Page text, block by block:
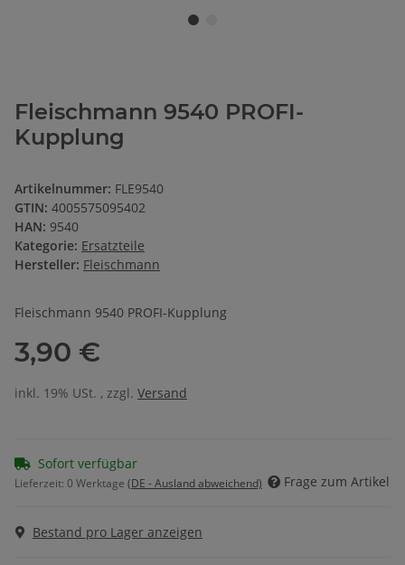
Fleischmann 9540 PROFI-
Kupplung
Artikelnummer: FLE9540
GTIN: 4005575095402
HAN: 9540
Kategorie: Ersatzteile
Hersteller: Fleischmann
Fleischmann 9540 PROFI-Kupplung
3,90 €
inkl. 19% USt. , zzgl. Versand
Sofort verfügbar
Lieferzeit: 0 Werktage (DE - Ausland abweichend) Frage zum Artikel
Bestand pro Lager anzeigen